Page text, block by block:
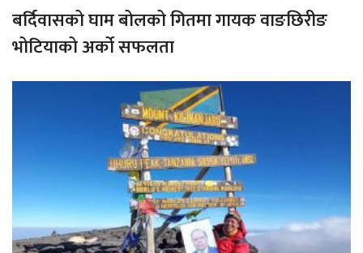
बर्दिवासको घाम बोलको गितमा गायक वाङछिरीङ
भोटियाको अर्को सफलता